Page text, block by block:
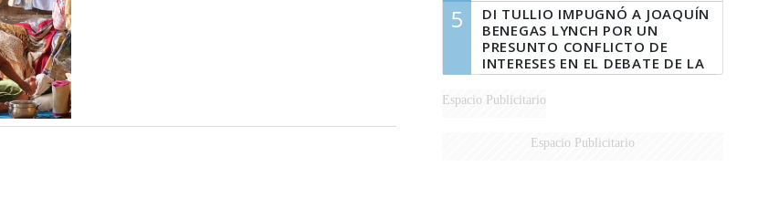
5
DI TULLIO IMPUGNÓ A JOAQUÍN
BENEGAS LYNCH POR UN
PRESUNTO CONFLICTO DE
INTERESES EN EL DEBATE DE LA
LEY DE TIERRAS
Espacio Publicitario
Espacio Publicitario